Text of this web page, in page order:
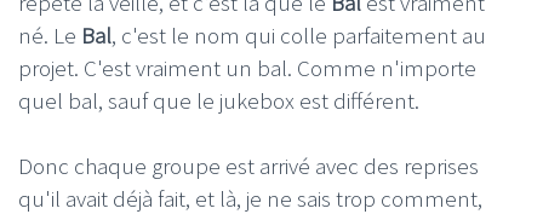
né. Le Bal, c'est le nom qui colle parfaitement au
projet. C'est vraiment un bal. Comme n'importe
quel bal, sauf que le jukebox est différent.
Donc chaque groupe est arrivé avec des reprises
qu'il avait déjà fait, et là, je ne sais trop comment,